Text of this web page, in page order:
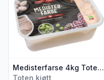
Medisterfarse 4kg Toten Kjøtt
Toten kjøtt